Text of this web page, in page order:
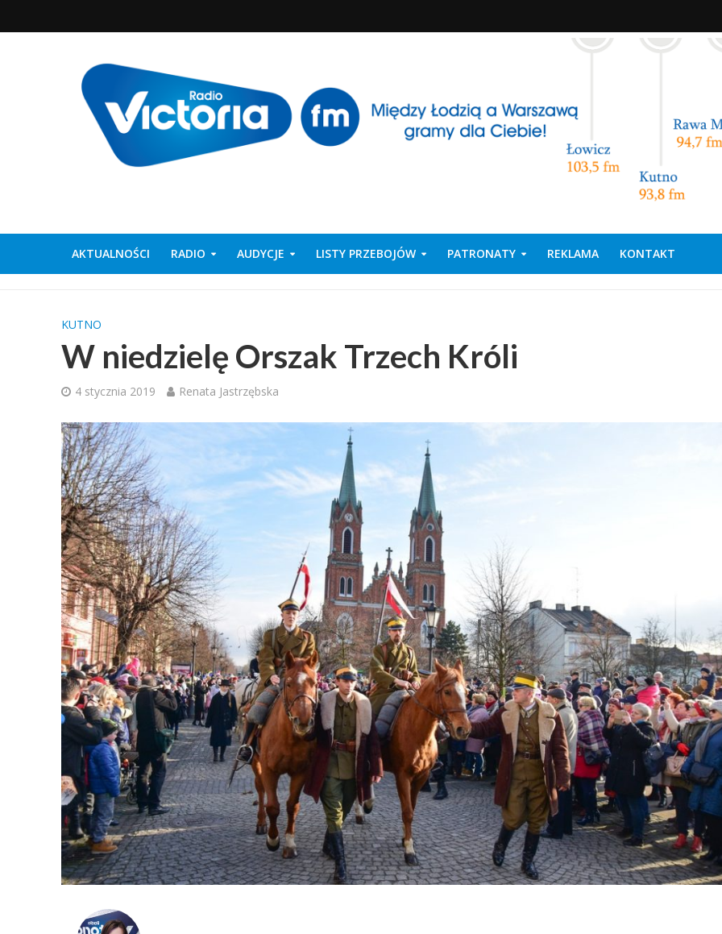
AKTUALNOŚCI RADIO AUDYCJE LISTY PRZEBOJÓW PATRONATY REKLAMA KONTAKT
KUTNO
W niedzielę Orszak Trzech Króli
4 stycznia 2019 Renata Jastrzębska